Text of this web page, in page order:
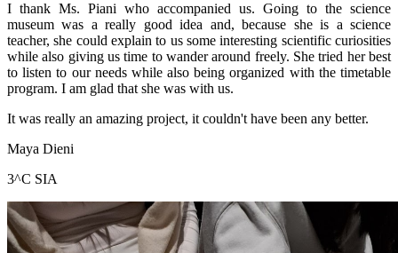
I thank Ms. Piani who accompanied us. Going to the science
museum was a really good idea and, because she is a science
teacher, she could explain to us some interesting scientific curiosities
while also giving us time to wander around freely. She tried her best
to listen to our needs while also being organized with the timetable
program. I am glad that she was with us.
It was really an amazing project, it couldn't have been any better.
Maya Dieni
3^C SIA